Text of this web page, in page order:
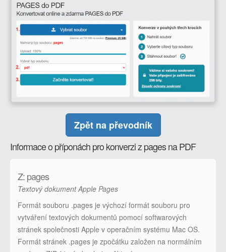
Zpět na převodník
Informace o příponách pro konverzi z pages na PDF
Z: pages
Textový dokument Apple Pages
Formát souboru .pages je výchozí formát souboru pro
vytváření textových dokumentů pomocí softwarových
stránek společnosti Apple v operačním systému Mac OS.
Formát stránek .pages je zpočátku založen na normálním